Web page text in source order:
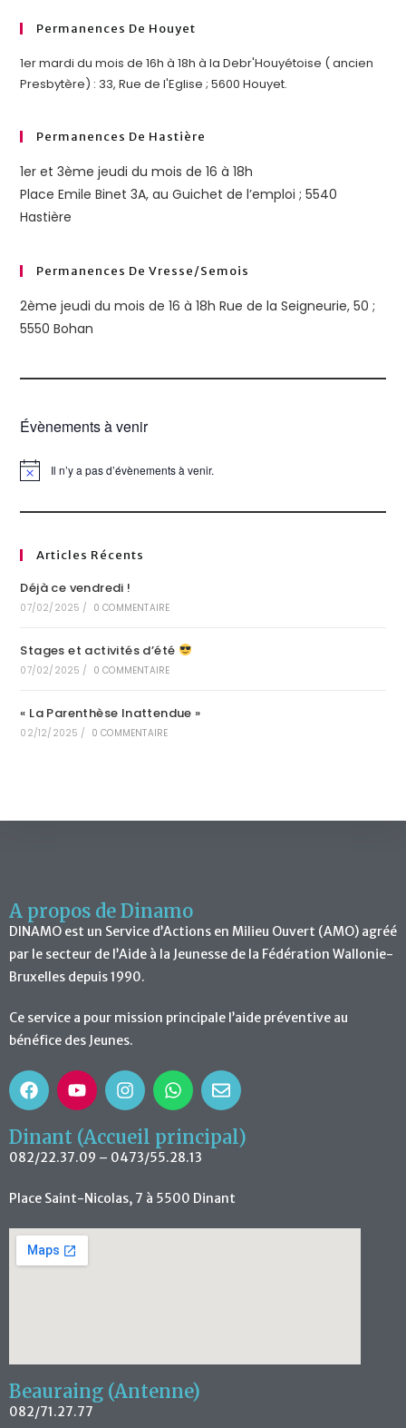
Permanences De Houyet
1er mardi du mois de 16h à 18h à la Debr'Houyétoise ( ancien
Presbytère) : 33, Rue de l'Eglise ; 5600 Houyet.
Permanences De Hastière
1er et 3ème jeudi du mois de 16 à 18h
Place Emile Binet 3A, au Guichet de l’emploi ; 5540
Hastière
Permanences De Vresse/semois
2ème jeudi du mois de 16 à 18h Rue de la Seigneurie, 50 ;
5550 Bohan
Évènements à venir
N
e
Il n’y a pas d’évènements à venir.
Articles Récents
Déjà ce vendredi !
07/02/2025 / 0 COMMENTAIRE
Stages et activités d’été
07/02/2025 / 0 COMMENTAIRE
« La Parenthèse Inattendue »
02/12/2025 / 0 COMMENTAIRE
A propos de Dinamo
DINAMO est un Service d’Actions en Milieu Ouvert (AMO) agréé
par le secteur de l’Aide à la Jeunesse de la Fédération Wallonie-
Bruxelles depuis 1990.
Ce service a pour mission principale l’aide préventive au
bénéfice des Jeunes.
Dinant (Accueil principal)
082/22.37.09 – 0473/55.28.13
Place Saint-Nicolas, 7 à 5500 Dinant
Beauraing (Antenne)
082/71.27.77